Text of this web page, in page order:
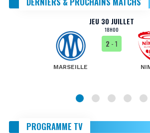
JEU 30 JUILLET
18H00
MARSEILLE
2 - 1
PROGRAMME TV